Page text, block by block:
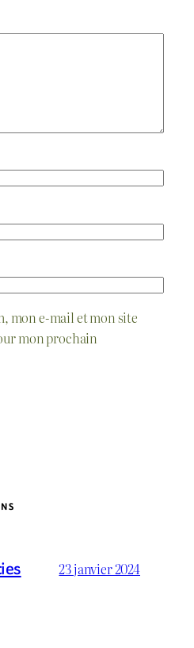
mon e-mail et mon site
mon prochain
23 janvier 2024